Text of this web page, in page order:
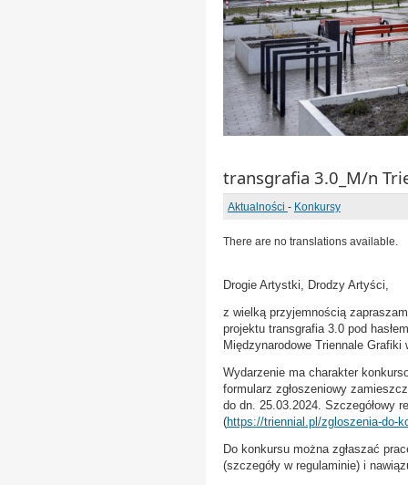
transgrafia 3.0_M/n
Aktualności - Konkursy
There are no translations available.
Drogie Artystki, Drodzy Artyści,
z wielką przyjemnością
projektu transgrafia 3.0 pod
Międzynarodowe Triennale Grafiki
Wydarzenie ma charakter
formularz zgłoszeniowy
do dn. 25.03.2024. Szczegółowy
(https://triennial.pl/zgloszenia-do-
Do konkursu można zgłaszać
(szczegóły w regulaminie) i